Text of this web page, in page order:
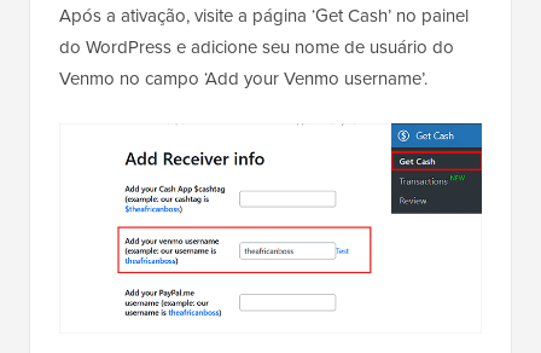
Após a ativação, visite a página ‘Get Cash’ no painel
do WordPress e adicione seu nome de usuário do
Venmo no campo ‘Add your Venmo username’.